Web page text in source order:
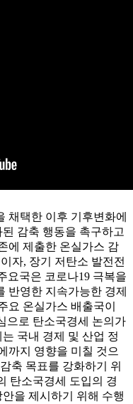
채택한 이후 기후변화에
감축 행동을 촉구하고
에 제출한 온실가스 감
자, 장기 저탄소 발전전
요국은 코로나19 극복을
반영한 지속가능한 경제
요 온실가스 배출국이
으로 탄소국경세 논의가
국내 경제 및 산업 정
까지 영향을 미칠 것으
축 목표를 강화하기 위
탄소국경세 도입의 경
을 제시하기 위해 수행